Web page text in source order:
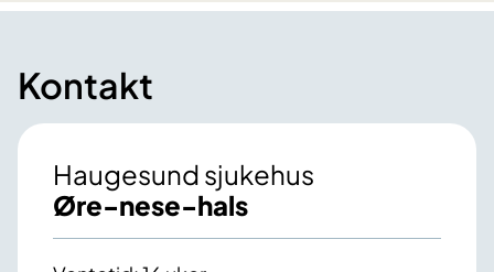
Kontakt
Haugesund sjukehus
Øre-nese-hals